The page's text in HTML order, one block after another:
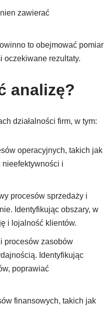
zawierać
to obejmować pomiar
oczekiwane rezultaty.
analizę?
działalności firm, w tym:
operacyjnych, takich jak
nieefektywności i
procesów sprzedaży i
Identyfikując obszary, w
i lojalność klientów.
procesów zasobów
Identyfikując
poprawiać
finansowych, takich jak